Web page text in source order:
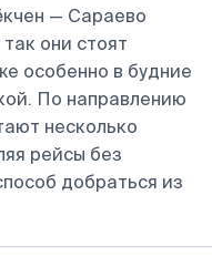
— Сараево
они стоят
особенно в будние
По направлению
несколько
рейсы без
добраться из